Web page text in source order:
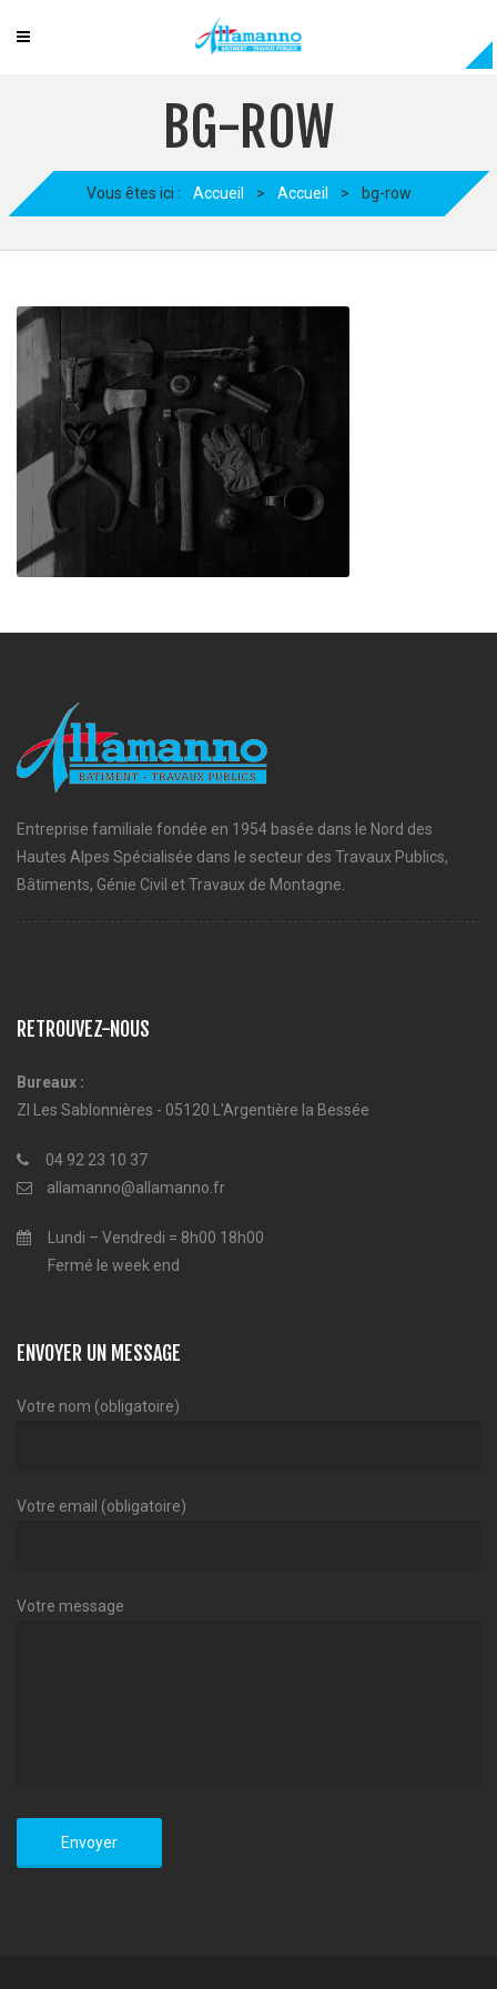
BG-ROW
Vous êtes ici : Accueil > Accueil > bg-row
Entreprise familiale fondée en 1954 basée dans le Nord des
Hautes Alpes Spécialisée dans le secteur des Travaux Publics,
Bâtiments, Génie Civil et Travaux de Montagne.
RETROUVEZ-NOUS
Bureaux :
ZI Les Sablonnières - 05120 L'Argentière la Bessée
04 92 23 10 37
allamanno@allamanno.fr
Lundi – Vendredi = 8h00 18h00
Fermé le week end
ENVOYER UN MESSAGE
Votre nom (obligatoire)
Votre email (obligatoire)
Votre message